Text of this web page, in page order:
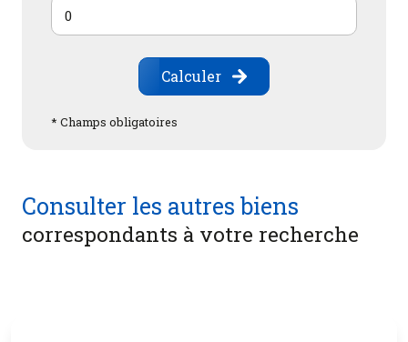
Calculer
* Champs obligatoires
Consulter les autres biens
correspondants à votre recherche